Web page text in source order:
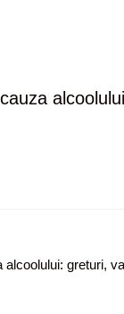
alcoolului
greturi,